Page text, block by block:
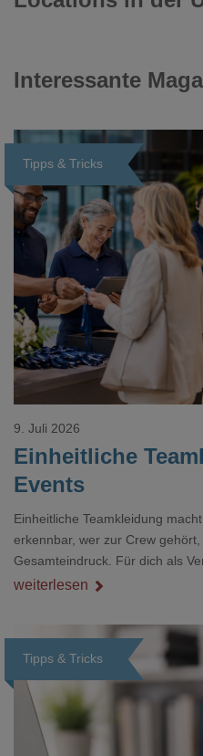
Interessante
Tipps & Tricks
Einheitliche
Events
9. Juli 2026
Einheitliche Teamkleidung
erkennbar, wer zur Crew
Gesamteindruck. Für dich als
Nebenthema: Bei Textilien mit
weiterlesen
Tipps & Tricks